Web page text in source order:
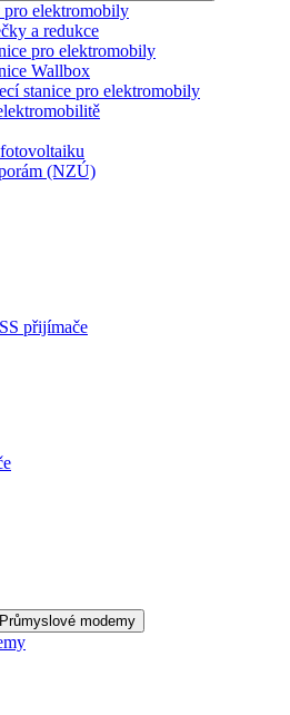
elektromobily
a redukce
pro elektromobily
Wallbox
stanice pro elektromobily
(NZÚ)
přijímače
modemy